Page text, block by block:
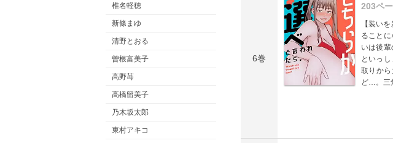
椎名軽穂
新條まゆ
清野とおる
曽根富美子
高野苺
高橋留美子
乃木坂太郎
東村アキコ
6巻
203ペ
【装い
ること
いは後
といっ
取りか
ど…。三